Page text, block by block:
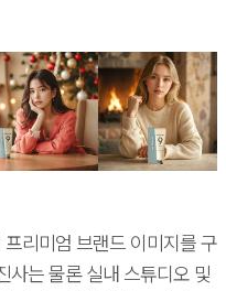
리미엄 브랜드 이미지를 구
사는 물론 실내 스튜디오 및